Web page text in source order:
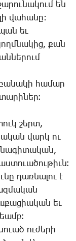
են
վա­հա­նը:
եւ
քան
հա­մար
շերտ,
վարկ ու
դառ­նա­լու է
եւ
ու­ժե­րի